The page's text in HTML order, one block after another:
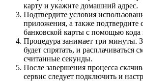
карту и укажите домашний адрес.
Подтвердите условия
приложения, а также подтвердите
банковской карты с помощью кода
Процедура занимает три минуты.
будет спрятать, и расплачиваться
считанные секунды.
После завершения процесса
сервис следует подключить и